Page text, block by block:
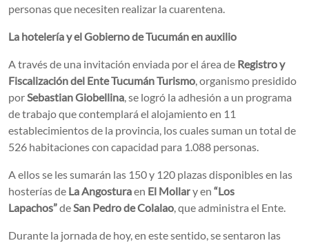
personas que necesiten realizar la cuarentena.
La hotelería y el Gobierno de Tucumán en auxilio
A través de una invitación enviada por el área de Registro y
Fiscalización del Ente Tucumán Turismo, organismo presidido
porSebastian Giobellina, se logró la adhesión a un programa
de trabajo que contemplará el alojamiento en 11
establecimientos de la provincia, los cuales suman un total de
526 habitaciones con capacidad para 1.088 personas.
A ellos se les sumarán las 150 y 120 plazas disponibles en las
hosterías de La Angosturaen El Mollary en “Los
Lapachos”deSan Pedro de Colalao, que administra el Ente.
Durante la jornada de hoy, en este sentido, se sentaron las